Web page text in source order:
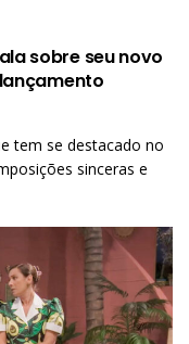
sobre seu novo
tem se destacado no
sinceras e